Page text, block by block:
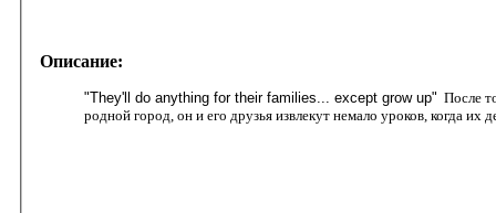
Описание:
"They'll do anything for their families... except grow up" После
родной город, он и его друзья извлекут немало уроков, когда их